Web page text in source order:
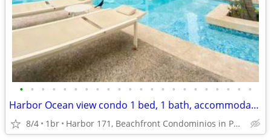
• • • • • • • • • • • • • • • • • • • • • •
Harbor Ocean view condo 1 bed, 1 bath, accommodations short stays
8/4 1br Harbor 171, Beachfront Condominios in Puerto Vallarta